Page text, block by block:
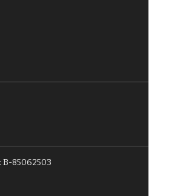
85062503